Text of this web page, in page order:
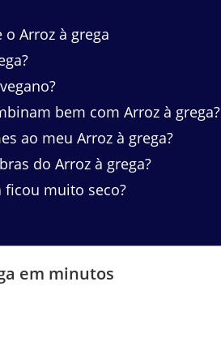
o Arroz à grega
bem com Arroz à grega?
ao meu Arroz à grega?
do Arroz à grega?
ficou muito seco?
em minutos